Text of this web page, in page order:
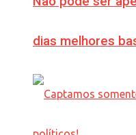
dias melhores